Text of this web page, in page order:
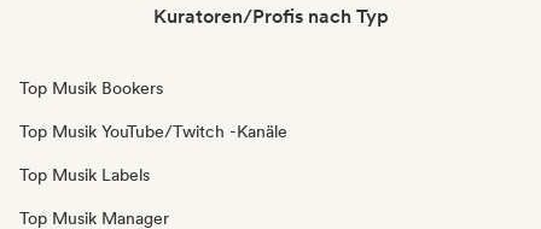
Kuratoren/Profis nach Typ
Top Musik Bookers
Top Musik YouTube/Twitch -Kanäle
Top Musik Labels
Top Musik Manager